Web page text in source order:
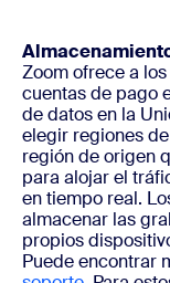
Zoom ofrece a
cuentas de pago
de datos en la
elegir regiones
región de origen
para alojar el
en tiempo real.
almacenar las
propios
Puede encontrar